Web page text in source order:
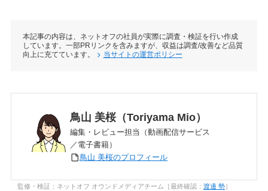
本記事の内容は、ネットオフの社員が実際に調査・検証を行い作成
しています。一部PRリンクを含みますが、収益は調査/改善など品質
向上に充てています。
当サイトの運営ポリシー
鳥山 美桜（Toriyama Mio）
編集・レビュー担当（動画配信サービス
／電子書籍）
鳥山 美桜のプロフィール
監修・検証：ネットオフ オウンドメディアチーム［最終確認： 渡邊 勢］